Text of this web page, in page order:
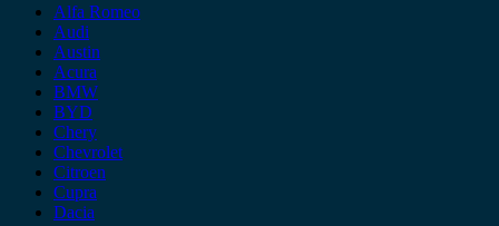
Alfa Romeo
Audi
Austin
Acura
BMW
BYD
Chery
Chevrolet
Citroen
Cupra
Dacia